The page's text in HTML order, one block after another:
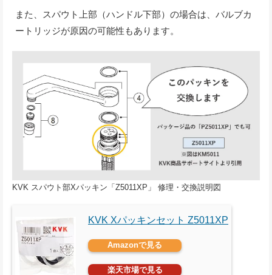
また、スパウト上部（ハンドル下部）の場合は、バルブカ
ートリッジが原因の可能性もあります。
KVK スパウト部Xパッキン「Z5011XP」 修理・交換説明図
KVK Xパッキンセット Z5011XP
Amazonで見る
楽天市場で見る